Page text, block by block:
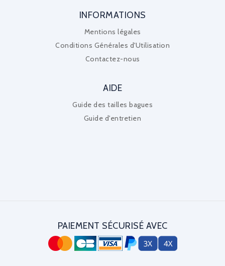
INFORMATIONS
Mentions légales
Conditions Générales d'Utilisation
Contactez-nous
AIDE
Guide des tailles bagues
Guide d'entretien
PAIEMENT SÉCURISÉ AVEC